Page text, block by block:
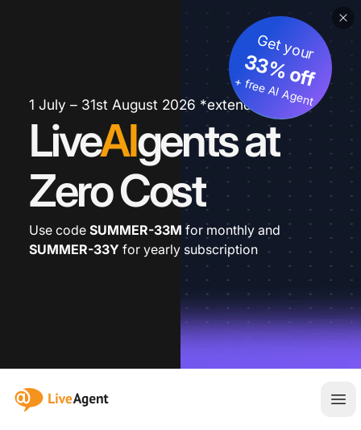
1 July – 31st August 2026 *extended
LiveAIgents at
Zero Cost
Get your
33% off
+ free AI Agent
Use code SUMMER-33M for monthly and
SUMMER-33Y for yearly subscription
:site.title